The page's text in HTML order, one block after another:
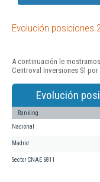
Evolución posiciones
A continuación le
Centroval Inversiones Sl
Evolución
Ranking
Nacional
Madrid
Sector CNAE 6811